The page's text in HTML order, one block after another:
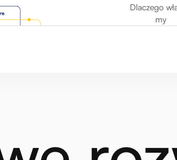
Dlaczego
my